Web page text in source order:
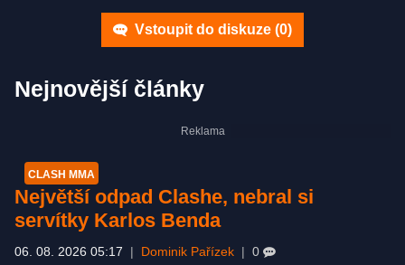
Vstoupit do diskuze (0)
Nejnovější články
CLASH MMA
Největší odpad Clashe, nebral si
servítky Karlos Benda
06. 08. 2026 05:17 Dominik Pařízek 0